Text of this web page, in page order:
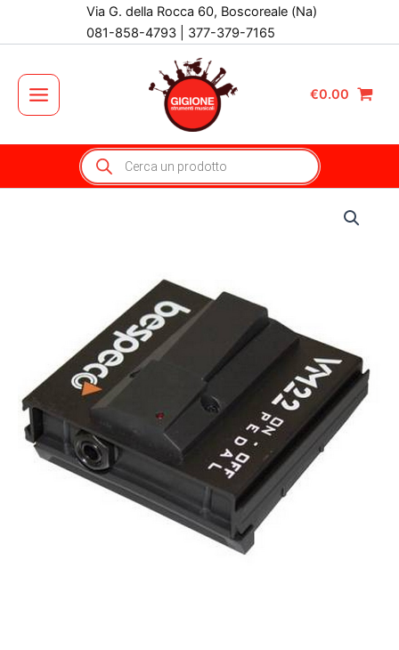
Via G. della Rocca 60, Boscoreale (Na)
081-858-4793 | 377-379-7165
Main
Menu
€0.00
Products
search